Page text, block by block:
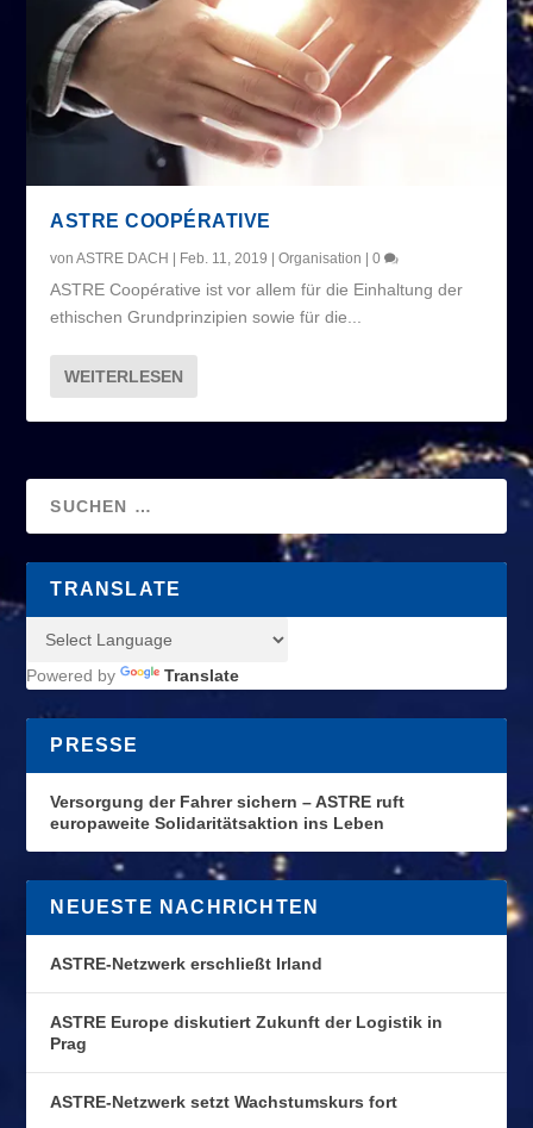
ASTRE COOPÉRATIVE
vonASTRE DACH | Feb. 11, 2019 |Organisation |0
ASTRE Coopérative ist vor allem für die Einhaltung der
ethischen Grundprinzipien sowie für die...
WEITERLESEN
TRANSLATE
Powered by Translate
PRESSE
Versorgung der Fahrer sichern – ASTRE ruft
europaweite Solidaritätsaktion ins Leben
NEUESTE NACHRICHTEN
ASTRE-Netzwerk erschließt Irland
ASTRE Europe diskutiert Zukunft der Logistik in
Prag
ASTRE-Netzwerk setzt Wachstumskurs fort